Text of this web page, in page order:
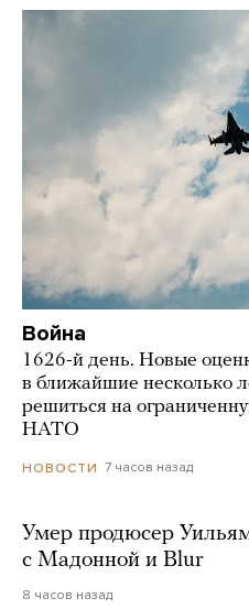
Война
1626-й день. Новые
в ближайшие несколько
решиться на
НАТО
НОВОСТИ 7 часов назад
Умер продюсер
с Мадонной и Blur
8 часов назад